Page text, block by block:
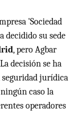
'Sociedad
decidido su sede
, pero Agbar
decisión se ha
jurídica
caso la
operadores